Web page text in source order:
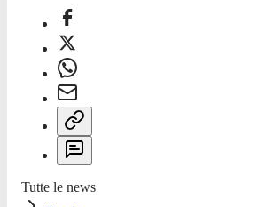
Tutte le news